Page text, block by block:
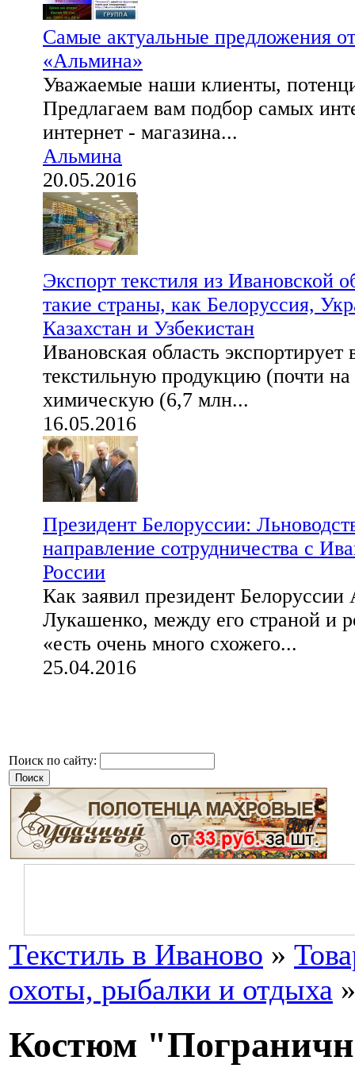
Самые актуальные предложения
«Альмина»
Уважаемые наши клиенты,
Предлагаем вам подбор самых
интернет - магазина...
Альмина
20.05.2016
Экспорт текстиля из Ивановской
такие страны, как Белоруссия,
Казахстан и Узбекистан
Ивановская область экспортирует
текстильную продукцию (почти
химическую (6,7 млн...
16.05.2016
Президент Белоруссии:
направление сотрудничества с
России
Как заявил президент Белоруссии
Лукашенко, между его страной и
«есть очень много схожего...
25.04.2016
Поиск по сайту:
Текстиль в Иваново »
охоты, рыбалки и отдыха
Костюм